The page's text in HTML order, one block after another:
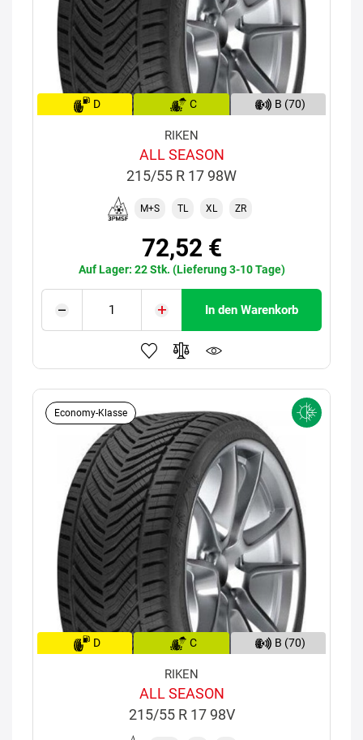
D C B (70)
RIKEN
ALL SEASON
215/55 R 17 98W
M+S TL XL ZR
72,52 €
Auf Lager: 22 Stk. (Lieferung 3-10 Tage)
In den Warenkorb
Economy-Klasse
D C B (70)
RIKEN
ALL SEASON
215/55 R 17 98V